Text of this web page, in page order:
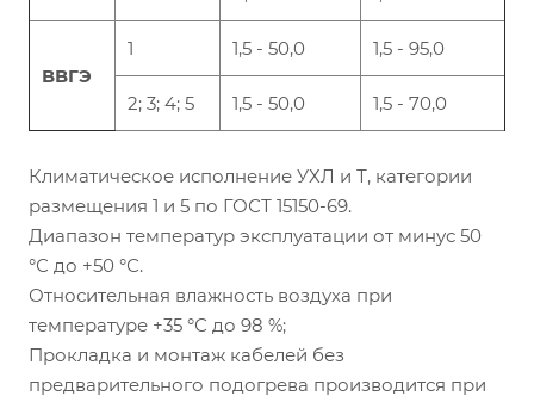
ВВГЭ
1 1,5 - 50,0 1,5 - 95,0
2; 3; 4; 5 1,5 - 50,0 1,5 - 70,0
Климатическое исполнение УХЛ и Т, категории
размещения 1 и 5 по ГОСТ 15150-69.
Диапазон температур эксплуатации от минус 50
°С до +50 °С.
Относительная влажность воздуха при
температуре +35 °С до 98 %;
Прокладка и монтаж кабелей без
предварительного подогрева производится при